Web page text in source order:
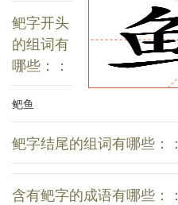
鲃字开头
的组词有
哪些：：
鲃鱼
鲃字结尾的组词有哪些：：
含有鲃字的成语有哪些：：